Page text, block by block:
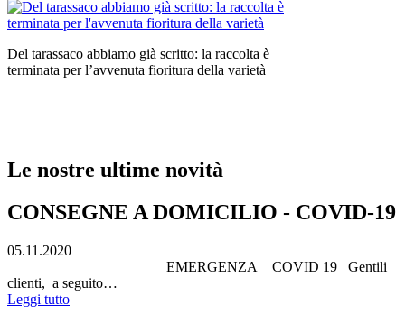
Del tarassaco abbiamo già scritto: la raccolta è
terminata per l’avvenuta fioritura della varietà
Le nostre ultime novità
CONSEGNE A DOMICILIO - COVID-19
05.11.2020
EMERGENZA COVID 19 Gentili
clienti, a seguito…
Leggi tutto